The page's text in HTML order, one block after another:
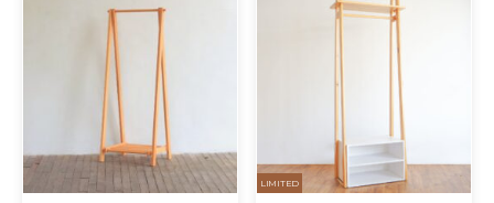
LIMITED